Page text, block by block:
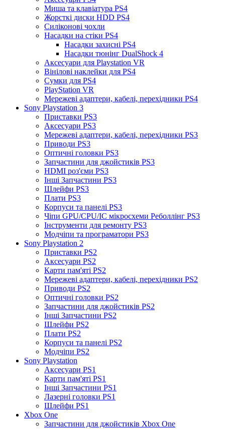
Миша та клавіатура PS4
Жорсткі диски HDD PS4
Силіконові чохли
Насадки на стіки PS4
Насадки захисні PS4
Насадки тюнінг DualShock 4
Аксесуари для Playstation VR
Вінілові наклейки для PS4
Сумки для PS4
PlayStation VR
Мережеві адаптери, кабелі, перехідники PS4
Sony Playstation 3
Приставки PS3
Аксесуари PS3
Мережеві адаптери, кабелі, перехідники PS3
Приводи PS3
Оптичні головки PS3
Запчастини для джойстиків PS3
HDMI роз'єми PS3
Інші Запчастини PS3
Шлейфи PS3
Плати PS3
Корпуси та панелі PS3
Чіпи GPU/CPU/IC мікросхеми Реболлінг PS3
Інструменти для ремонту PS3
Модчіпи та програматори PS3
Sony Playstation 2
Приставки PS2
Аксесуари PS2
Карти пам'яті PS2
Мережеві адаптери, кабелі, перехідники PS2
Приводи PS2
Оптичні головки PS2
Запчастини для джойстиків PS2
Інші Запчастини PS2
Шлейфи PS2
Плати PS2
Корпуси та панелі PS2
Модчіпи PS2
Sony Playstation
Аксесуари PS1
Карти пам'яті PS1
Інші Запчастини PS1
Лазерні головки PS1
Шлейфи PS1
Xbox One
Запчастини для джойстиків Xbox One